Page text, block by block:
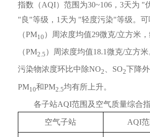
指数（AQI）范围为30~106，3天为 "
"良"等级，1天为 "轻度污染"等级。可
（PM10 ）周浓度均值29微克/立方米
（PM2.5 ）周浓度均值18.1微克/立方
污染物浓度环比中除NO2 、SO2下降
PM10和PM2.5均有所上升。
各子站AQI范围及空气质量综合指
空气子站 AQI范